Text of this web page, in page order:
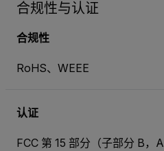
合规性与认证
合规性
RoHS、WEEE
认证
FCC 第 15 部分（子部分 B，A